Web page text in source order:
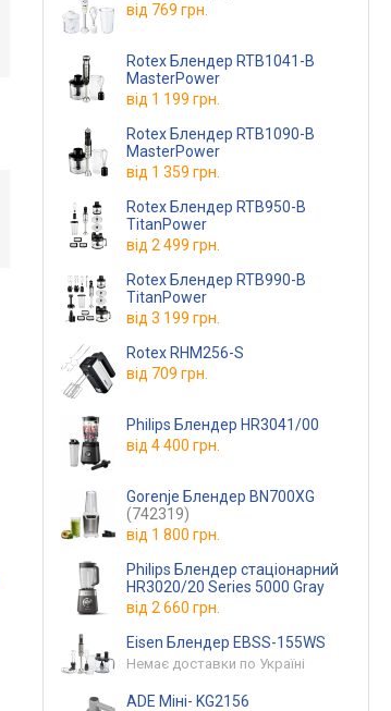
від 769 грн.
Rotex Блендер RTB1041-B
MasterPower
від 1 199 грн.
Rotex Блендер RTB1090-B
MasterPower
від 1 359 грн.
Rotex Блендер RTB950-B
TitanPower
від 2 499 грн.
Rotex Блендер RTB990-B
TitanPower
від 3 199 грн.
Rotex RHM256-S
від 709 грн.
Philips Блендер HR3041/00
від 4 400 грн.
Gorenje Блендер BN700XG
(742319)
від 1 800 грн.
Philips Блендер стаціонарний
HR3020/20 Series 5000 Gray
від 2 660 грн.
Eisen Блендер EBSS-155WS
Немає доставки по Україні
ADE Міні- KG2156